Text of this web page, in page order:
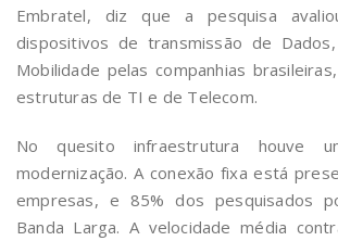
Embratel, diz que a pesquisa
dispositivos de transmissão de
Mobilidade pelas companhias
estruturas de TI e de Telecom.
No quesito infraestrutura houve
modernização. A conexão fixa está
empresas, e 85% dos pesquisados
Banda Larga. A velocidade média